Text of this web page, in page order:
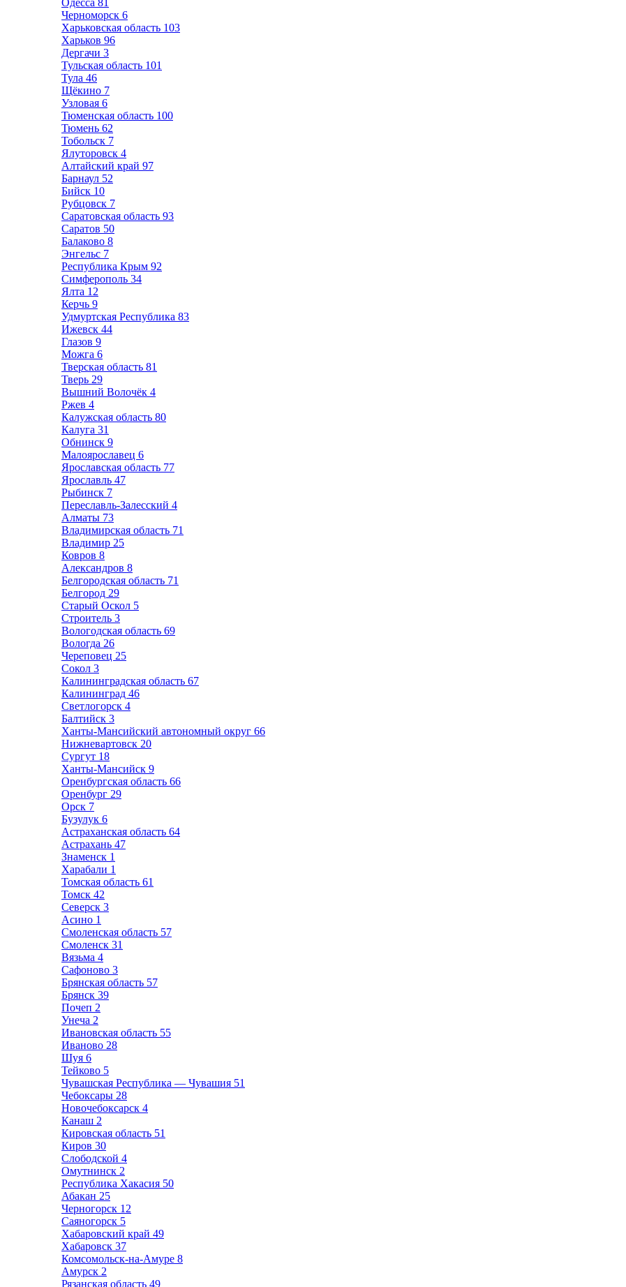
Одесса 81
Черноморск 6
Харьковская область 103
Харьков 96
Дергачи 3
Тульская область 101
Тула 46
Щёкино 7
Узловая 6
Тюменская область 100
Тюмень 62
Тобольск 7
Ялуторовск 4
Алтайский край 97
Барнаул 52
Бийск 10
Рубцовск 7
Саратовская область 93
Саратов 50
Балаково 8
Энгельс 7
Республика Крым 92
Симферополь 34
Ялта 12
Керчь 9
Удмуртская Республика 83
Ижевск 44
Глазов 9
Можга 6
Тверская область 81
Тверь 29
Вышний Волочёк 4
Ржев 4
Калужская область 80
Калуга 31
Обнинск 9
Малоярославец 6
Ярославская область 77
Ярославль 47
Рыбинск 7
Переславль-Залесский 4
Алматы 73
Владимирская область 71
Владимир 25
Ковров 8
Александров 8
Белгородская область 71
Белгород 29
Старый Оскол 5
Строитель 3
Вологодская область 69
Вологда 26
Череповец 25
Сокол 3
Калининградская область 67
Калининград 46
Светлогорск 4
Балтийск 3
Ханты-Мансийский автономный округ 66
Нижневартовск 20
Сургут 18
Ханты-Мансийск 9
Оренбургская область 66
Оренбург 29
Орск 7
Бузулук 6
Астраханская область 64
Астрахань 47
Знаменск 1
Харабали 1
Томская область 61
Томск 42
Северск 3
Асино 1
Смоленская область 57
Смоленск 31
Вязьма 4
Сафоново 3
Брянская область 57
Брянск 39
Почеп 2
Унеча 2
Ивановская область 55
Иваново 28
Шуя 6
Тейково 5
Чувашская Республика — Чувашия 51
Чебоксары 28
Новочебоксарск 4
Канаш 2
Кировская область 51
Киров 30
Слободской 4
Омутнинск 2
Республика Хакасия 50
Абакан 25
Черногорск 12
Саяногорск 5
Хабаровский край 49
Хабаровск 37
Комсомольск-на-Амуре 8
Амурск 2
Рязанская область 49